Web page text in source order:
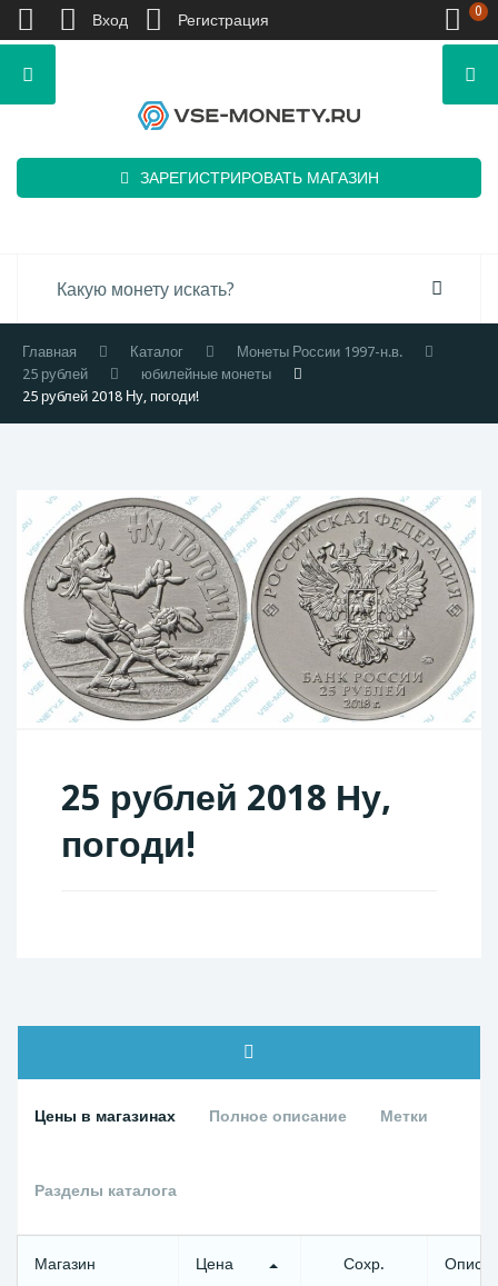
ЗАРЕГИСТРИРОВАТЬ МАГАЗИН
Главная Каталог
Монеты России 1997-н.в.
25 рублей
юбилейные монеты
25 рублей 2018 Ну, погоди!
25 рублей 2018 Ну,
погоди!
Цены в магазинах Полное описание Метки
Разделы каталога
Магазин Цена Сохр.
Вход Регистрация 0